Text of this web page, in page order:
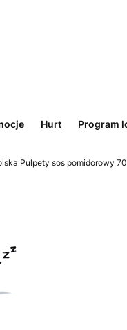
Hurt Program
Pulpety sos pomidorowy